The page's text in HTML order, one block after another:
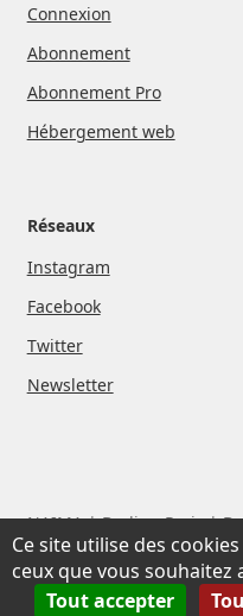
Connexion
Abonnement
Abonnement Pro
Hébergement web
Réseaux
Instagram
Facebook
Twitter
Newsletter
NAIMA | Berlin - Paris |
livres et des films avec
Ce site utilise des
ceux que vous souhaitez
Tout accepter